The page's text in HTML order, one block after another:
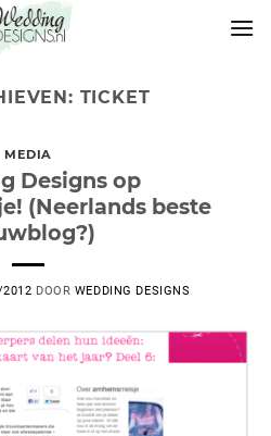
TICKET
MEDIA
Designs op
(Neerlands beste
DOOR WEDDING DESIGNS